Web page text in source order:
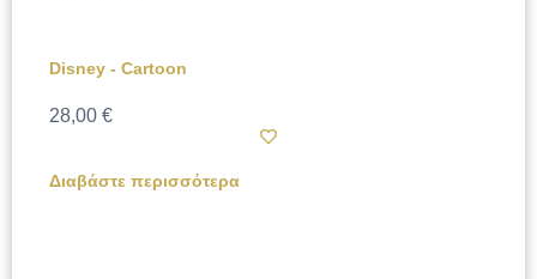
Disney - Cartoon
28,00 €
Διαβάστε περισσότερα